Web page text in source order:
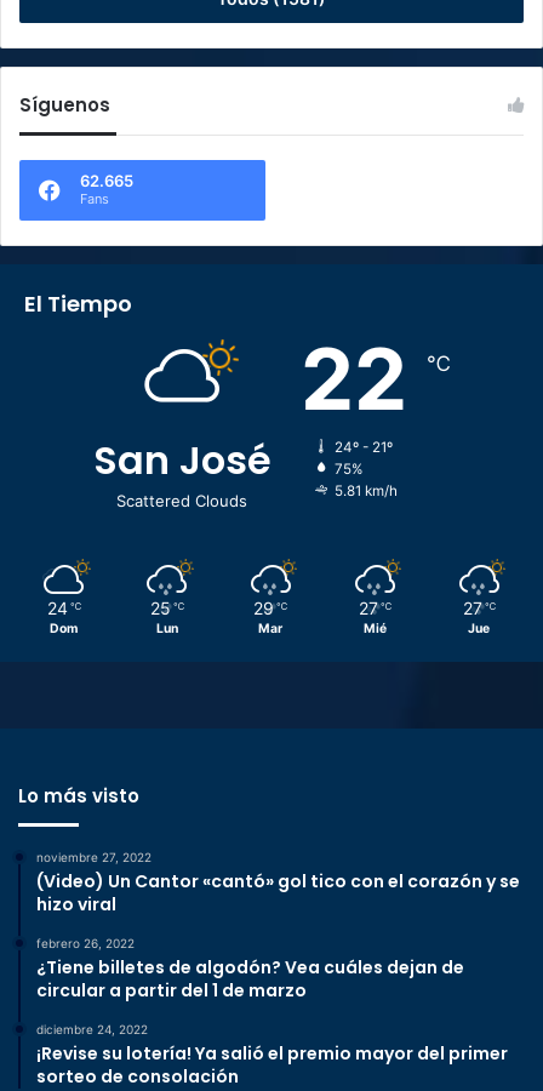
Síguenos
62.665
Fans
El Tiempo
San José
Scattered Clouds
22 ℃
24º - 21º
75%
5.81 km/h
24 ℃
Dom
25 ℃
Lun
29 ℃
Mar
27 ℃
Mié
27 ℃
Jue
Lo más visto
noviembre 27, 2022
(Video) Un Cantor «cantó» gol tico con el corazón y se
hizo viral
febrero 26, 2022
¿Tiene billetes de algodón? Vea cuáles dejan de
circular a partir del 1 de marzo
diciembre 24, 2022
¡Revise su lotería! Ya salió el premio mayor del primer
sorteo de consolación